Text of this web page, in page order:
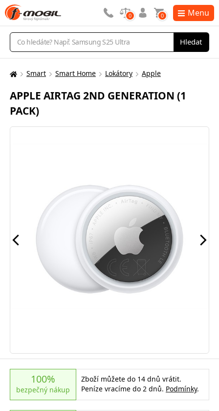
Vyhledávání
Hledat
0 0 Menu
Zde
nacházíte:
Smart Smart Home Lokátory Apple
APPLE AIRTAG 2ND GENERATION (1
PACK)
100%
bezpečný nákup
Zboží můžete do 14 dnů vrátit.
Peníze vracíme do 2 dnů. Podmínky.